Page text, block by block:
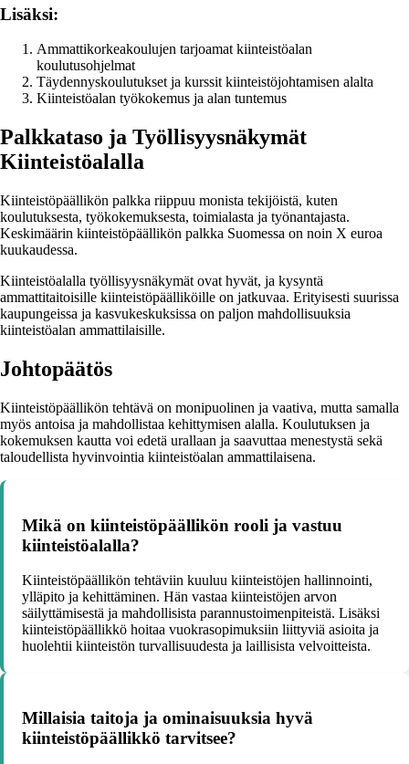
Lisäksi:
Ammattikorkeakoulujen tarjoamat kiinteistöalan
koulutusohjelmat
Täydennyskoulutukset ja kurssit kiinteistöjohtamisen alalta
Kiinteistöalan työkokemus ja alan tuntemus
Palkkataso ja Työllisyysnäkymät
Kiinteistöalalla
Kiinteistöpäällikön palkka riippuu monista tekijöistä, kuten
koulutuksesta, työkokemuksesta, toimialasta ja työnantajasta.
Keskimäärin kiinteistöpäällikön palkka Suomessa on noin X euroa
kuukaudessa.
Kiinteistöalalla työllisyysnäkymät ovat hyvät, ja kysyntä
ammattitaitoisille kiinteistöpäälliköille on jatkuvaa. Erityisesti suurissa
kaupungeissa ja kasvukeskuksissa on paljon mahdollisuuksia
kiinteistöalan ammattilaisille.
Johtopäätös
Kiinteistöpäällikön tehtävä on monipuolinen ja vaativa, mutta samalla
myös antoisa ja mahdollistaa kehittymisen alalla. Koulutuksen ja
kokemuksen kautta voi edetä urallaan ja saavuttaa menestystä sekä
taloudellista hyvinvointia kiinteistöalan ammattilaisena.
Mikä on kiinteistöpäällikön rooli ja vastuu
kiinteistöalalla?
Kiinteistöpäällikön tehtäviin kuuluu kiinteistöjen hallinnointi,
ylläpito ja kehittäminen. Hän vastaa kiinteistöjen arvon
säilyttämisestä ja mahdollisista parannustoimenpiteistä. Lisäksi
kiinteistöpäällikkö hoitaa vuokrasopimuksiin liittyviä asioita ja
huolehtii kiinteistön turvallisuudesta ja laillisista velvoitteista.
Millaisia taitoja ja ominaisuuksia hyvä
kiinteistöpäällikkö tarvitsee?